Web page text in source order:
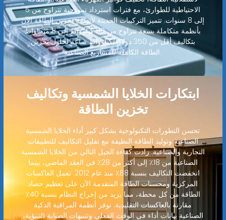
الاحتياطية للطوارئ، مع فترات استرداد نموذجية تتراوح من 5
إلى 8 سنوات. تتميز التركيبات الحديثة لأنظمة تخزين الطاقة الآن
بأنظمة متكاملة بسعة تتراوح من 80 كيلوواط إلى 8 ميجاواط
بتكاليف أقل من 350 دولارًا/كيلوواط ساعة لحلول تخزين
الطاقة الكاملة للمشاريع الصناعية.
ابتكارات الخلايا الشمسية وتكاليف
تخزين الطاقة
تحسن التطورات التكنولوجية بشكل كبير أداء الخلايا الشمسية
الصناعية وتوليد الطاقة النظيفة مع تقليل التكاليف للتطبيقات
التجارية والصناعية. زادت كفاءة الجيل التالي من الخلايا الشمسية
الصناعية من 18٪ إلى أكثر من 28٪ في العقد الماضي، بينما
انخفضت التكاليف بنسبة 88٪ منذ عام 2012. تعمل العاكسات
المركزية ومحسنات الطاقة المتقدمة الآن على تعظيم حصاد
الطاقة من كل محطة، مما يزيد من إخراج النظام بنسبة 40٪
مقارنة بالعاكسات التقليدية. توفر أنظمة المراقبة الذكية
الصناعية بيانات أداء في الوقت الفعلي وتنبيهات الصيانة التنبؤية،